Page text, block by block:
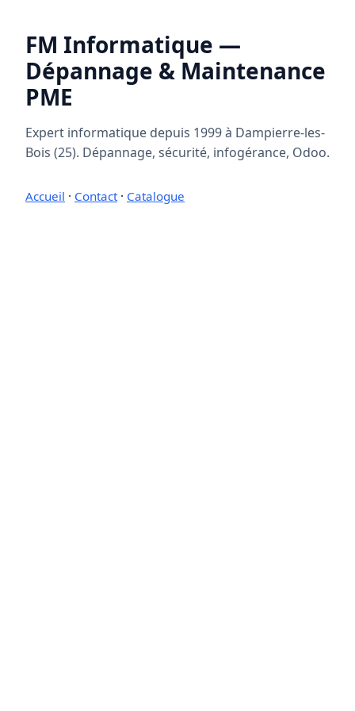
FM Informatique —
Dépannage & Maintenance
PME
Expert informatique depuis 1999 à Dampierre-les-
Bois (25). Dépannage, sécurité, infogérance, Odoo.
Accueil · Contact· Catalogue